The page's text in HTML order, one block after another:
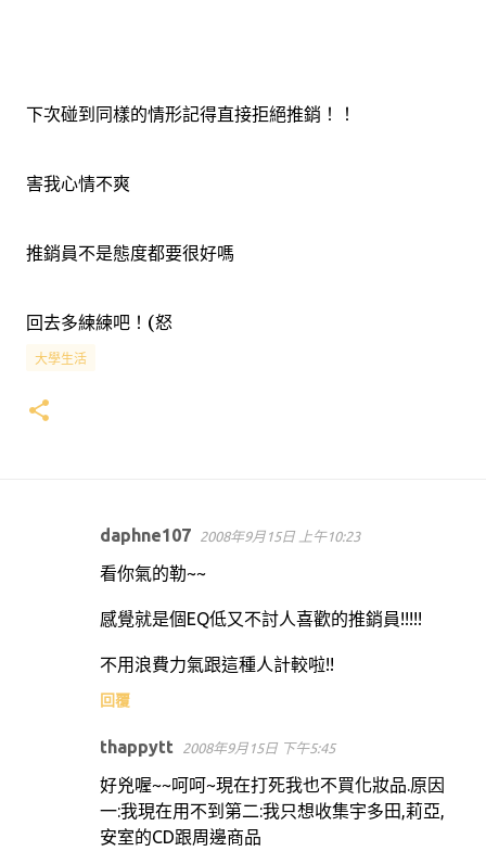
下次碰到同樣的情形記得直接拒絕推銷！！
害我心情不爽
推銷員不是態度都要很好嗎
回去多練練吧！(怒
大學生活
daphne107 2008年9月15日 上午10:23
看你氣的勒~~
感覺就是個EQ低又不討人喜歡的推銷員!!!!!
不用浪費力氣跟這種人計較啦!!
回覆
thappytt 2008年9月15日 下午5:45
好兇喔~~呵呵~現在打死我也不買化妝品.原因
一:我現在用不到第二:我只想收集宇多田,莉亞,
安室的CD跟周邊商品